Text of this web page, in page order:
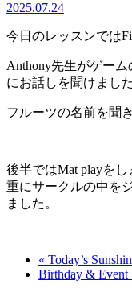
2025.07.24
今日のレッスンでは
Anthony先生がゲー
にお話しを聞けました
フルーツの名前を聞
後半ではMat playを
重にサークルの中を
ました。
« Today’s
Birthday & Event